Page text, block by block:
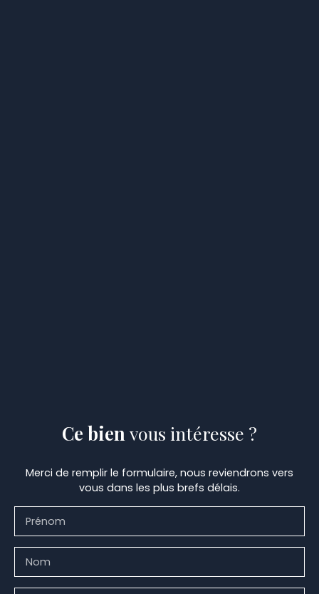
Ce bien vous intéresse ?
Merci de remplir le formulaire, nous reviendrons vers
vous dans les plus brefs délais.
Prénom
Nom